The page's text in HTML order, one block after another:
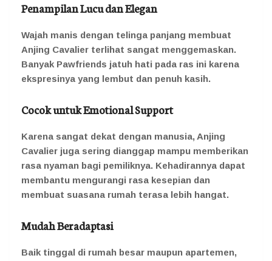
Penampilan Lucu dan Elegan
Wajah manis dengan telinga panjang membuat
Anjing Cavalier terlihat sangat menggemaskan.
Banyak Pawfriends jatuh hati pada ras ini karena
ekspresinya yang lembut dan penuh kasih.
Cocok untuk Emotional Support
Karena sangat dekat dengan manusia, Anjing
Cavalier juga sering dianggap mampu memberikan
rasa nyaman bagi pemiliknya. Kehadirannya dapat
membantu mengurangi rasa kesepian dan
membuat suasana rumah terasa lebih hangat.
Mudah Beradaptasi
Baik tinggal di rumah besar maupun apartemen,